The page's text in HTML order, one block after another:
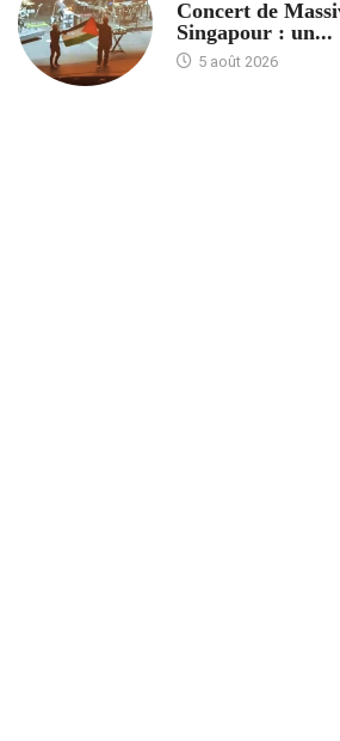
Concert de
Singapour : un...
5 août 2026